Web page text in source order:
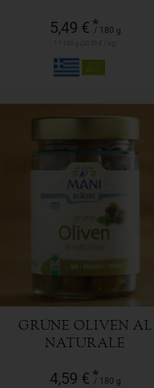
5,49 € *
/ 180 g
GRÜNE OLIVEN AL
NATURALE
4,59 € *
/ 180 g
4,59 €